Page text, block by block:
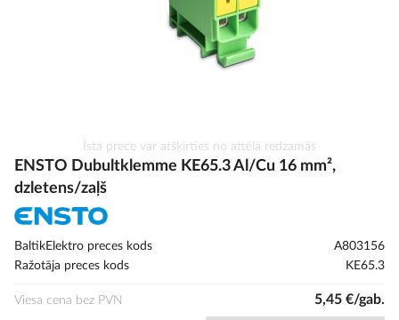
uz
galerijas
Īsta prece var atšķirties no attēlā redzamās
ENSTO Dubultklemme KE65.3 Al/Cu 16 mm²,
dzletens/zaļš
BaltikElektro preces kods
A803156
Ražotāja preces kods
KE65.3
Viesa cena bez PVN 5,45 €/gab.